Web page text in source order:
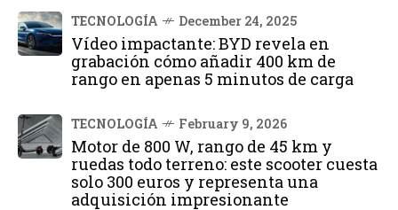
TECNOLOGÍA December 24, 2025
Vídeo impactante: BYD revela en
grabación cómo añadir 400 km de
rango en apenas 5 minutos de carga
TECNOLOGÍA February 9, 2026
Motor de 800 W, rango de 45 km y
ruedas todo terreno: este scooter cuesta
solo 300 euros y representa una
adquisición impresionante